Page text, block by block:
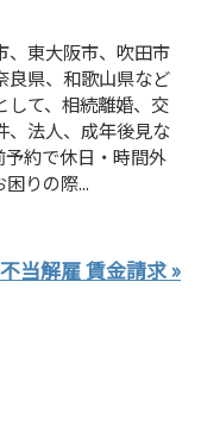
、東大阪市、吹田市
良県、和歌山県など
して、相続離婚、交
、法人、成年後見な
約で休日・時間外
りの際...
不当解雇 賃金請求 »